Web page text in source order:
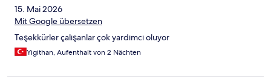
15. Mai 2026
Mit Google übersetzen
Teşekkürler çalışanlar çok yardımcı oluyor
Yigithan, Aufenthalt von 2 Nächten